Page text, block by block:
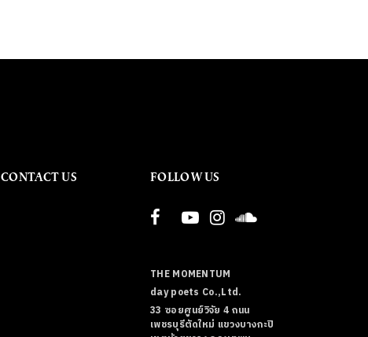
CONTACT US FOLLOW US
THE MOMENTUM
day poets Co.,Ltd.
33 ซอยศูนย์วิจัย 4 ถนน
เพชรบุรีตัดใหม่ แขวงบางกะปิ